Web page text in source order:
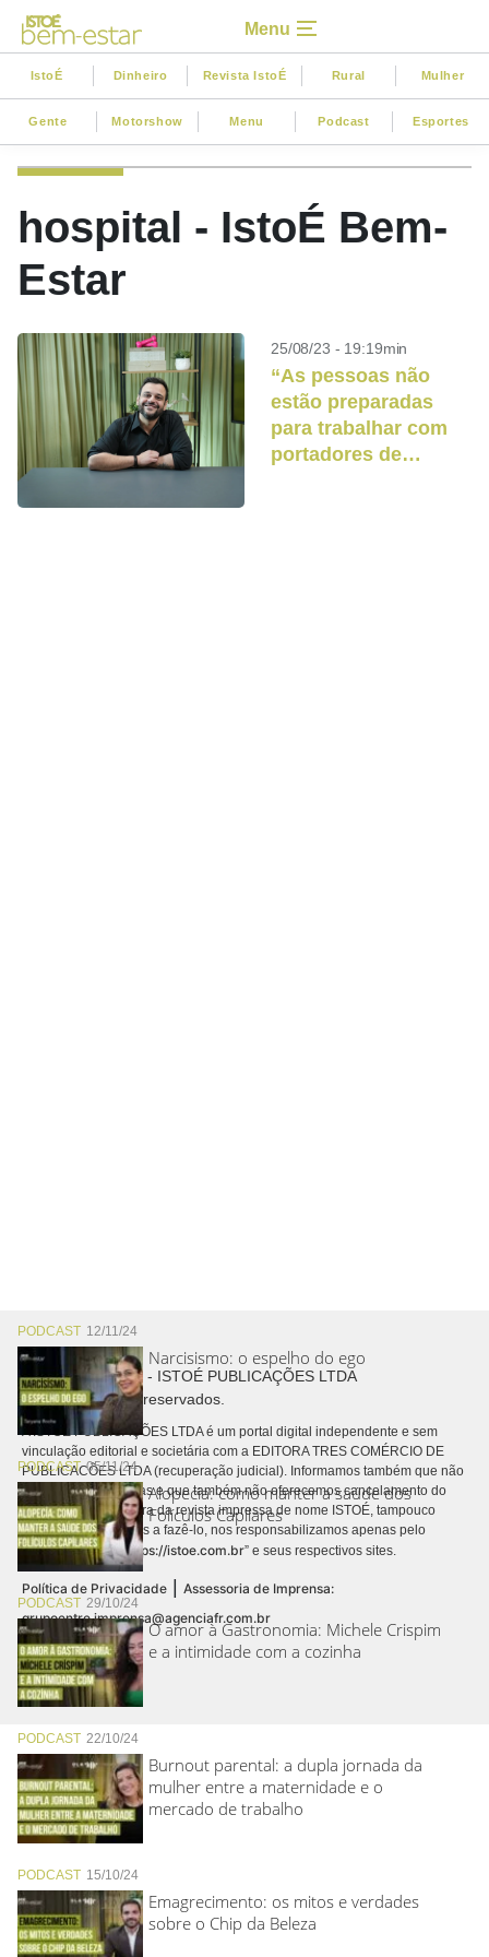
Menu
IstoÉ Dinheiro Revista IstoÉ Rural Mulher
Gente Motorshow Menu Podcast Esportes
hospital - IstoÉ Bem-
Estar
25/08/23 - 19:19min
“As pessoas não
estão preparadas
para trabalhar com
portadores de
PODCAST 12/11/24
Narcisismo: o espelho do ego
PODCAST05/11/24
Alopecia: como manter a saúde dos
Folículos Capilares
PODCAST 29/10/24
O amor à Gastronomia: Michele Crispim
e a intimidade com a cozinha
PODCAST 22/10/24
Burnout parental: a dupla jornada da
mulher entre a maternidade e o
mercado de trabalho
PODCAST 15/10/24
Emagrecimento: os mitos e verdades
sobre o Chip da Beleza
Copyright © 2026 - ISTOÉ PUBLICAÇÕES LTDA
Todos os direitos reservados.
A ISTOÉ PUBLICAÇÕES LTDA é um portal digital independente e sem
vinculação editorial e societária com a EDITORA TRES COMÉRCIO DE
PUBLICACÕES LTDA (recuperação judicial). Informamos também que não
realizamos cobranças e que também não oferecemos cancelamento do
contrato de assinatura da revista impressa de nome ISTOÉ, tampouco
autorizamos terceiros a fazê-lo, nos responsabilizamos apenas pelo
conteúdo digital “https://istoe.com.br” e seus respectivos sites.
Política de Privacidade | Assessoria de Imprensa:
grupoentre.imprensa@agenciafr.com.br